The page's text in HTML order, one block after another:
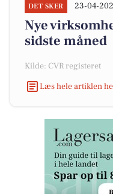
DET SKER 23-04-
Nye
sidste måned
Kilde: CVR registeret
Læs hele artiklen